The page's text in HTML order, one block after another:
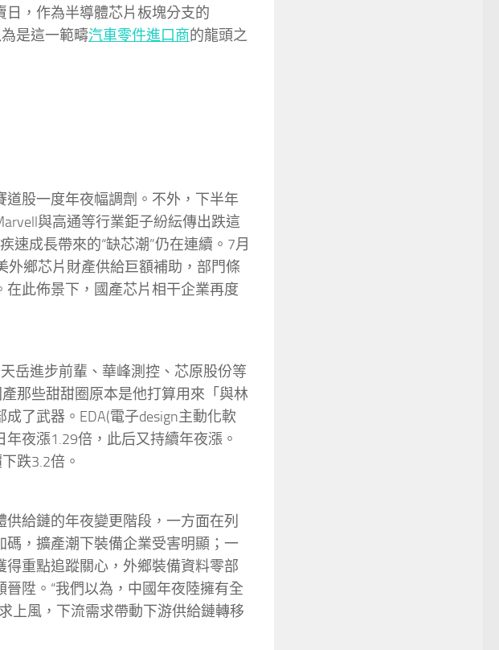
日，作為半導體芯片板塊分支的
是這一範疇汽車零件進口商的龍頭之
股一度年夜幅調劑。不外，下半年
與高通等行業鉅子紛紜傳出跌這
速成長帶來的“缺芯潮”仍在連續。7月
外鄉芯片財產供給巨額補助，部門條
此佈景下，國產芯片相干企業再度
岳進步前輩、華峰測控、芯原股份等
那些甜甜圈原本是他打算用來「與林
了武器。EDA(電子design主動化軟
夜漲1.29倍，此后又持續年夜漲。
跌3.2倍。
給鏈的年夜變更階段，一方面在列
，擴產潮下裝備企業受害明顯；一
重點追蹤關心，外鄉裝備資料零部
陞。“我們以為，中國年夜陸擁有全
上風，下流需求帶動下游供給鏈轉移